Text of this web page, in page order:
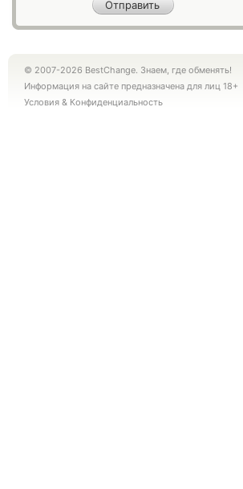
© 2007-2026 BestChange. Знаем, где обменять!
Информация на сайте предназначена для лиц 18+
Условия & Конфиденциальность